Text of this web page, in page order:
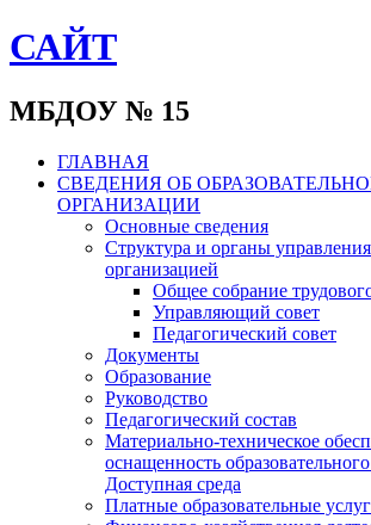
САЙТ
МБДОУ № 15
ГЛАВНАЯ
СВЕДЕНИЯ ОБ
ОРГАНИЗАЦИИ
Основные сведения
Структура и органы
организацией
Общее собрание
Управляющий совет
Педагогический совет
Документы
Образование
Руководство
Педагогический состав
Материально-техническое
оснащенность
Доступная среда
Платные образовательные